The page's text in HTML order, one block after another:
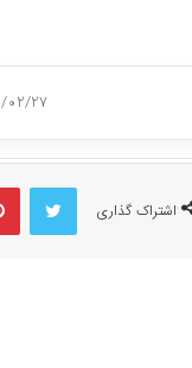
02/27
اشتراک گذاری